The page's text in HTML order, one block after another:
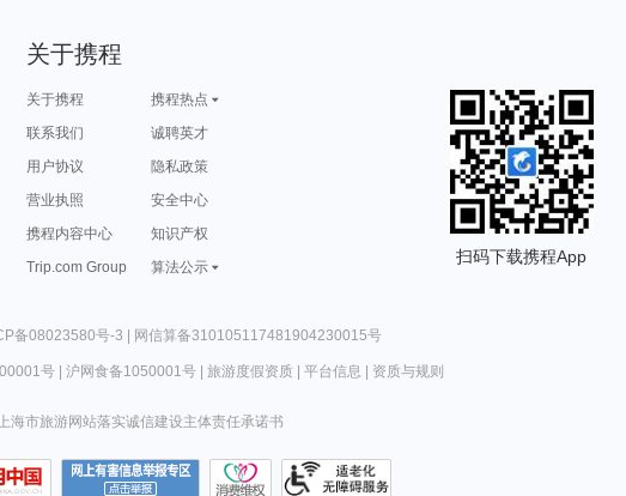
关于携程
关于携程
携程热点
联系我们
诚聘英才
用户协议
隐私政策
营业执照
安全中心
携程内容中心
知识产权
Trip.com Group
算法公示
扫码下载携程App
备08023580号-3 | 网信算备310105117481904230015号
号| 沪网食备1050001号| 旅游度假资质| 平台信息 资质与规则
上海市旅游网站落实诚信建设主体责任承诺书